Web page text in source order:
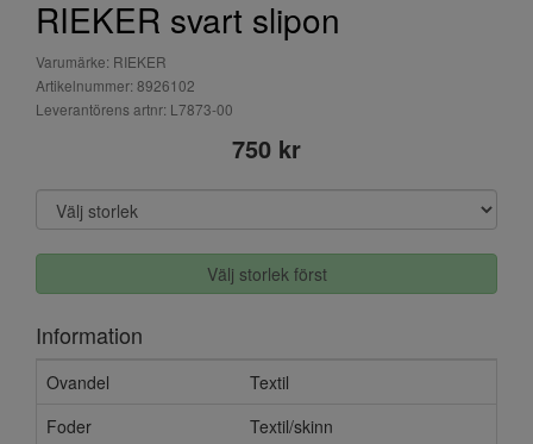
RIEKER svart slipon
Varumärke: RIEKER
Artikelnummer: 8926102
Leverantörens artnr: L7873-00
750 kr
Välj storlek först
Information
Ovandel
Textil
Foder
Textil/skinn